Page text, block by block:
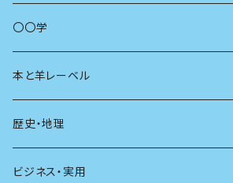
商いとは
母の友
ユリイカ
現代思想
新潮
〇〇学
動物
自然
科学
本と羊レーベル
電子版（EPub）
電子版（PDF）
歴史・地理
歴史
ビジネス・実用